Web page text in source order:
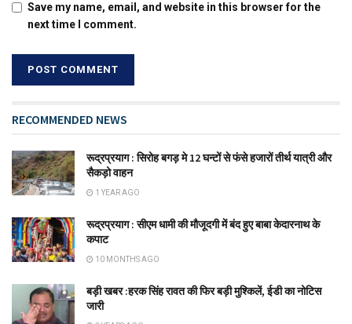
Save my name, email, and website in this browser for the
next time I comment.
RECOMMENDED NEWS
रूद्रप्रयाग : सिरोह बगड़ मे 12 घन्टों से फंसे हजारों तीर्थ यात्री और
सैकड़ो वाहन
1 YEAR AGO
रूद्रप्रयाग : सीएम धामी की मौजूदगी में बंद हुए बाबा केदारनाथ के
कपाट
10 MONTHS AGO
बड़ी खबर :हरक सिंह रावत की फिर बड़ी मुश्किलें, ईडी का नोटिस
जारी